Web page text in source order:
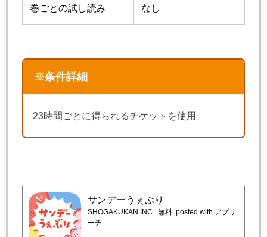
巻ごとの試し読み なし
※条件詳細
23時間ごとに得られるチケットを使用
サンデーうぇぶり
SHOGAKUKAN INC. 無料 posted with アプリ
ーチ